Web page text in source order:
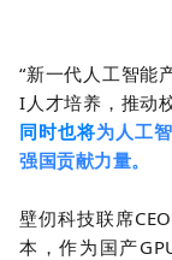
“新一代人工智能
I人才培养，推动
同时也将为人工
强国贡献力量。
壁仞科技联席
本，作为国产